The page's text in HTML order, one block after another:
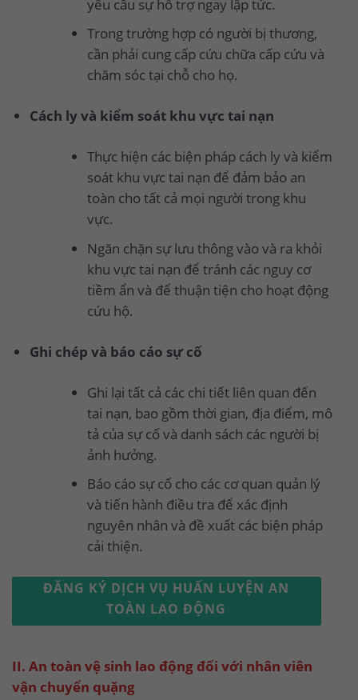
yêu cầu sự hỗ trợ ngay lập tức.
Trong trường hợp có người bị thương,
cần phải cung cấp cứu chữa cấp cứu và
chăm sóc tại chỗ cho họ.
Cách ly và kiểm soát khu vực tai nạn
Thực hiện các biện pháp cách ly và kiểm
soát khu vực tai nạn để đảm bảo an
toàn cho tất cả mọi người trong khu
vực.
Ngăn chặn sự lưu thông vào và ra khỏi
khu vực tai nạn để tránh các nguy cơ
tiềm ẩn và để thuận tiện cho hoạt động
cứu hộ.
Ghi chép và báo cáo sự cố
Ghi lại tất cả các chi tiết liên quan đến
tai nạn, bao gồm thời gian, địa điểm, mô
tả của sự cố và danh sách các người bị
ảnh hưởng.
Báo cáo sự cố cho các cơ quan quản lý
và tiến hành điều tra để xác định
nguyên nhân và đề xuất các biện pháp
cải thiện.
ĐĂNG KÝ DỊCH VỤ HUẤN LUYỆN AN
TOÀN LAO ĐỘNG
II. An toàn vệ sinh lao động đối với nhân viên
vận chuyển quặng